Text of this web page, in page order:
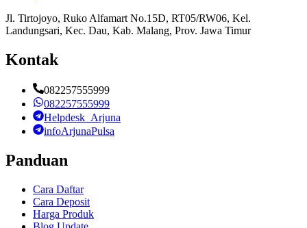
Jl. Tirtojoyo, Ruko Alfamart No.15D, RT05/RW06, Kel.
Landungsari, Kec. Dau, Kab. Malang, Prov. Jawa Timur
Kontak
082257555999
082257555999
Helpdesk_Arjuna
infoArjunaPulsa
Panduan
Cara Daftar
Cara Deposit
Harga Produk